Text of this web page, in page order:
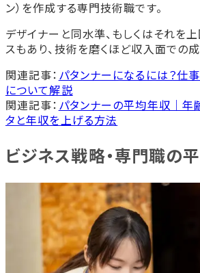
ン）を作成する専門技術職です。
デザイナーと同水準、もしくはそれを
スもあり、技術を磨くほど収入面での
関連記事： パタンナーになるには？仕
について解説
関連記事： パタンナーの平均年収｜年
タと年収を上げる方法
ビジネス戦略・専門職の